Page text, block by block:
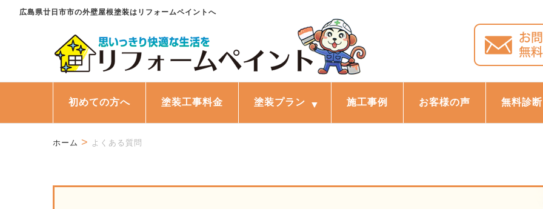
キ
広島県廿日市市の外壁屋根塗装はリフォームペイントへ
初めての方へ 塗装工事料金 塗装プラン 施工事例 お客様の声 無料診断
ホーム > よくある質問